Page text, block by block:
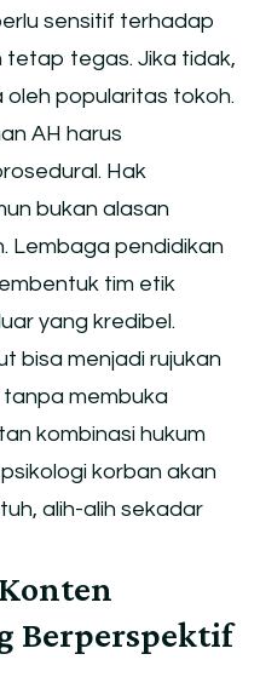
sensitif terhadap
tetap tegas. Jika tidak,
popularitas tokoh.
AH harus
Hak
bukan alasan
Lembaga pendidikan
tim etik
yang kredibel.
bisa menjadi rujukan
tanpa membuka
kombinasi hukum
korban akan
alih-alih sekadar
Berperspektif